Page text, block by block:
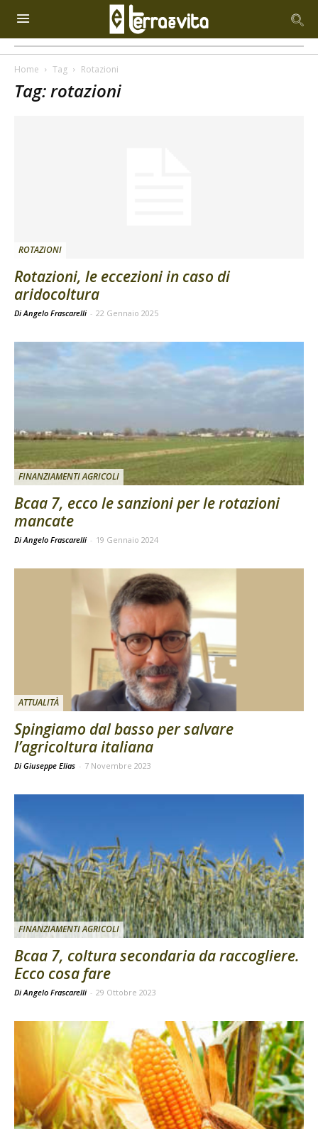
Home Tag Rotazioni
Tag: rotazioni
ROTAZIONI
Rotazioni, le eccezioni in caso di
aridocoltura
Di Angelo Frascarelli - 22 Gennaio 2025
FINANZIAMENTI AGRICOLI
Bcaa 7, ecco le sanzioni per le rotazioni
mancate
Di Angelo Frascarelli - 19 Gennaio 2024
ATTUALITÀ
Spingiamo dal basso per salvare
l’agricoltura italiana
Di Giuseppe Elias - 7 Novembre 2023
FINANZIAMENTI AGRICOLI
Bcaa 7, coltura secondaria da raccogliere.
Ecco cosa fare
Di Angelo Frascarelli - 29 Ottobre 2023